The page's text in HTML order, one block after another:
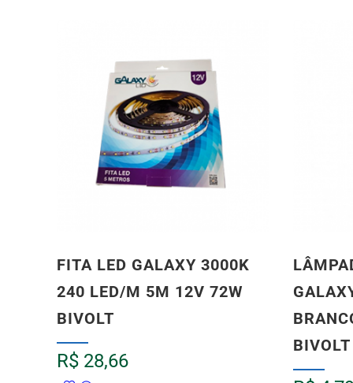
FITA LED GALAXY 3000K
240 LED/M 5M 12V 72W
BIVOLT
R$ 28,66
BIVOLT